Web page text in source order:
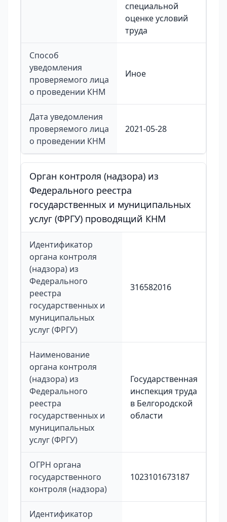
специальной
оценке условий
труда
Способ
уведомления
проверяемого лица
о проведении КНМ
Иное
Дата уведомления
проверяемого лица
о проведении КНМ
2021-05-28
Орган контроля (надзора) из
Федерального реестра
государственных и муниципальных
услуг (ФРГУ) проводящий КНМ
Идентификатор
органа контроля
(надзора) из
Федерального
реестра
государственных и
муниципальных
услуг (ФРГУ)
316582016
Наименование
органа контроля
(надзора) из
Федерального
реестра
государственных и
муниципальных
услуг (ФРГУ)
Государственная
инспекция труда
в Белгородской
области
ОГРН органа
государственного
контроля (надзора)
1023101673187
Идентификатор